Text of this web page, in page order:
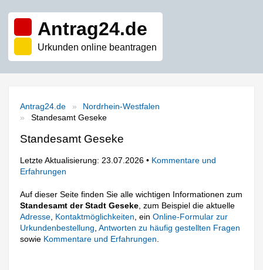
Antrag24.de
Urkunden online beantragen
Antrag24.de
Nordrhein-Westfalen
Standesamt Geseke
Standesamt Geseke
Letzte Aktualisierung: 23.07.2026 • Kommentare und
Erfahrungen
Auf dieser Seite finden Sie alle wichtigen Informationen zum
Standesamt der Stadt Geseke , zum Beispiel die aktuelle
Adresse Kontaktmöglichkeiten , einOnline-Formular zur
Urkundenbestellung ,Antworten zu häufig gestellten Fragen
sowie Kommentare und Erfahrungen